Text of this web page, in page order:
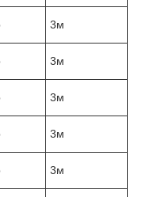
3м
3м
3м
3м
3м